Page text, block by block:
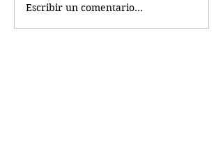
Escribir un comentario...